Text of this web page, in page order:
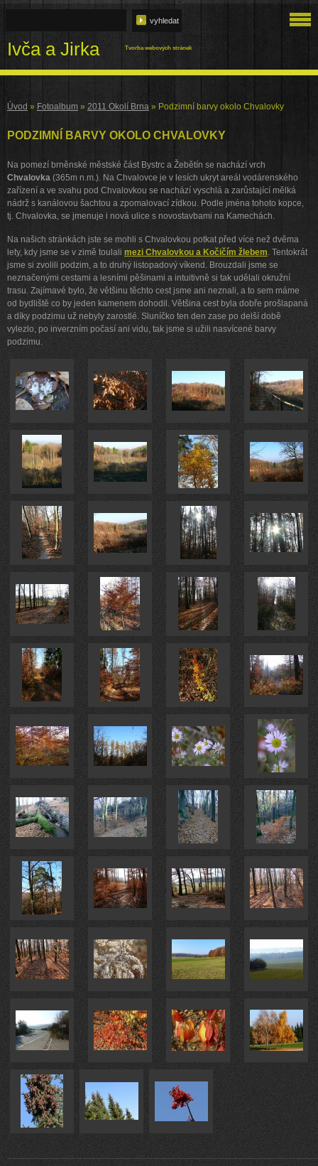
Ivča a Jirka
Úvod » Fotoalbum » 2011 Okolí Brna » Podzimní barvy okolo Chvalovky
PODZIMNÍ BARVY OKOLO CHVALOVKY
Na pomezí brněnské městské část Bystrc a Žebětín se nachází vrch
Chvalovka (365m n.m.). Na Chvalovce je v lesích ukryt areál vodárenského
zařízení a ve svahu pod Chvalovkou se nachází vyschlá a zarůstající mělká
nádrž s kanálovou šachtou a zpomalovací zídkou. Podle jména tohoto kopce,
tj. Chvalovka, se jmenuje i nová ulice s novostavbami na Kamechách.
Na našich stránkách jste se mohli s Chvalovkou potkat před více než dvěma
lety, kdy jsme se v zimě toulali mezi Chvalovkou a Kočičím žlebem. Tentokrát
jsme si zvolili podzim, a to druhý listopadový víkend. Brouzdali jsme se
neznačenými cestami a lesními pěšinami a intuitivně si tak udělali okružní
trasu. Zajímavé bylo, že většinu těchto cest jsme ani neznali, a to sem máme
od bydliště co by jeden kamenem dohodil. Většina cest byla dobře prošlapaná
a díky podzimu už nebyly zarostlé. Sluníčko ten den zase po delší době
vylezlo, po inverzním počasí ani vidu, tak jsme si užili nasvícené barvy
podzimu.
Tvorba webových stránek